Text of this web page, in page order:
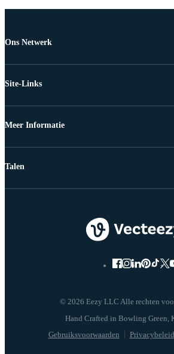
Ons Netwerk
Site-Links
Meer Informatie
© 2026 Eezy LLC Alle rechten
Gebruiksvoorwaarden Privacybeleid
Talen